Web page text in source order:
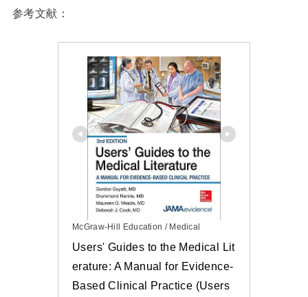
参考文献：
McGraw-Hill Education / Medical
Users' Guides to the Medical Lit
erature: A Manual for Evidence-
Based Clinical Practice (Users